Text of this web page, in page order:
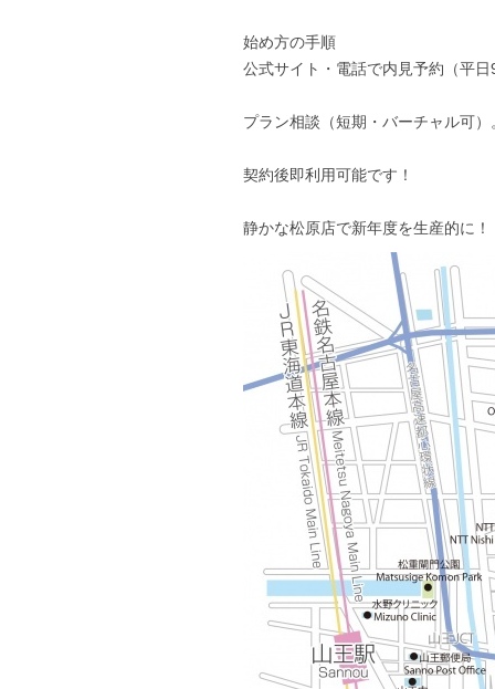
始め方の手順
公式サイト・電話で内見予約（平
プラン相談（短期・バーチャル可）
契約後即利用可能です！
静かな松原店で新年度を生産的に！